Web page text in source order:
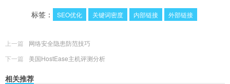
标签： SEO优化 关键词密度 内部链接 外部链接
上一篇
网络安全隐患防范技巧
下一篇
美国HostEase主机评测分析
相关推荐